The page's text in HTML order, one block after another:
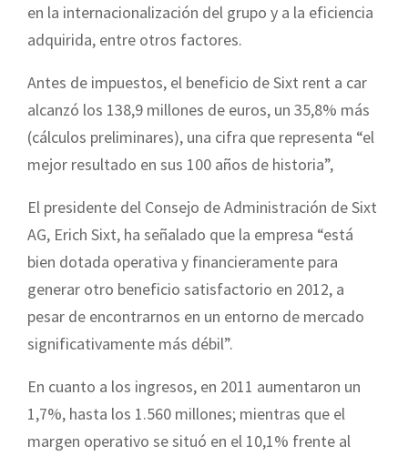
en la internacionalización del grupo y a la eficiencia
adquirida, entre otros factores.
Antes de impuestos, el beneficio de Sixt rent a car
alcanzó los 138,9 millones de euros, un 35,8% más
(cálculos preliminares), una cifra que representa “el
mejor resultado en sus 100 años de historia”,
El presidente del Consejo de Administración de Sixt
AG, Erich Sixt, ha señalado que la empresa “está
bien dotada operativa y financieramente para
generar otro beneficio satisfactorio en 2012, a
pesar de encontrarnos en un entorno de mercado
significativamente más débil”.
En cuanto a los ingresos, en 2011 aumentaron un
1,7%, hasta los 1.560 millones; mientras que el
margen operativo se situó en el 10,1% frente al